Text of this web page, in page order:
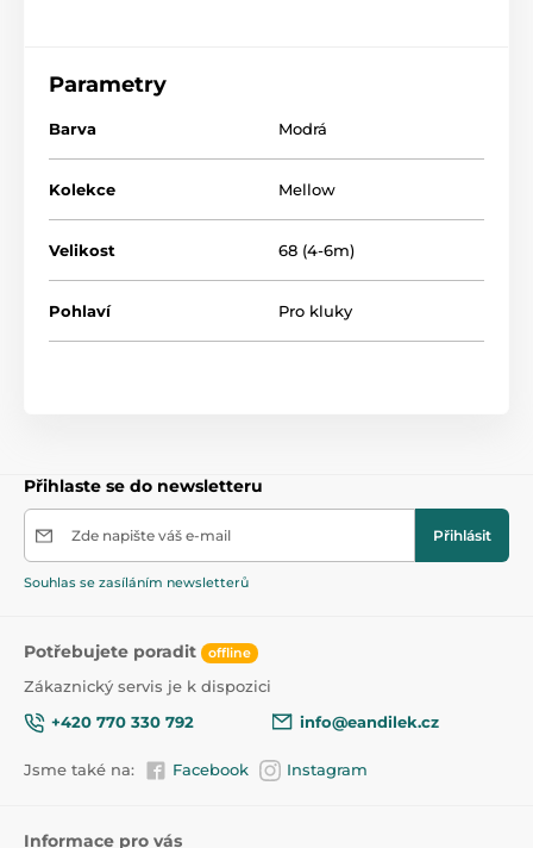
Parametry
Barva Modrá
Kolekce Mellow
Velikost 68 (4-6m)
Pohlaví Pro kluky
Přihlaste se do newsletteru
Zde napište váš e-mail Přihlásit
Souhlas se zasíláním newsletterů
Potřebujete poradit offline
Zákaznický servis je k dispozici
+420 770 330 792
info@eandilek.cz
Jsme také na: Facebook Instagram
Informace pro vás